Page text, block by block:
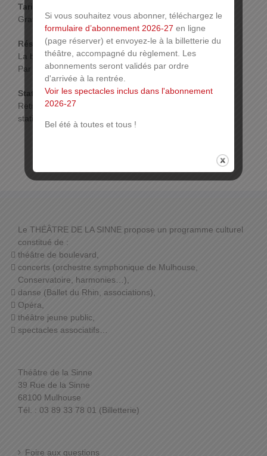
Tarif :
Gratuit – Réservation obligatoire
Réservations :
La billetterie ouvrira en cours de saison
Par téléphone ou sur place. Plus d’infos
Stationnement :
Retrouvez toutes les infos sur les possibilités de
stationnement sur
Le THÉÂTRE DE LA SINNE propose un programme culturel
constitué de :
théâtre de boulevard,
concerts (orchestre symphonique de Mulhouse,
Conservatoire, harmonies…),
danse (Ballet du Rhin, associations),
Opéra,
théâtre jeune public,
spectacles associatifs…
Théâtre de la Sinne
39 Rue de la Sinne
68100 Mulhouse
Tél. : 03 89 33 78 01 (Billetterie)
Foire aux questions
Si vous souhaitez vous abonner, téléchargez le
formulaire d’abonnement 2026-27 en ligne
(page réserver) et envoyez-le à la billetterie du
théâtre, accompagné du règlement. Les
abonnements seront validés par ordre
d'arrivée à la rentrée.
Voir les spectacles inclus dans l'abonnement
2026-27
Bel été à toutes et tous !